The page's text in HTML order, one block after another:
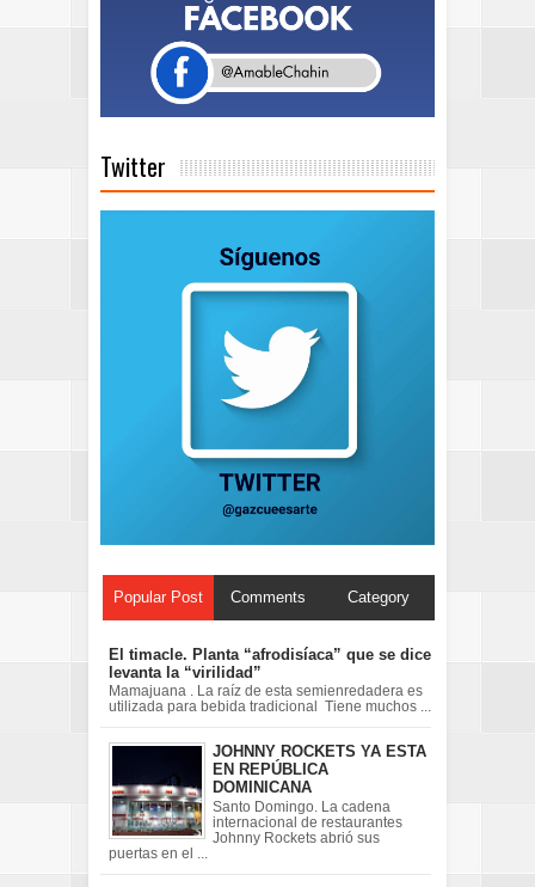
Twitter
Popular Post Comments Category
El timacle. Planta “afrodisíaca” que se dice
levanta la “virilidad”
Mamajuana . La raíz de esta semienredadera es
utilizada para bebida tradicional Tiene muchos ...
JOHNNY ROCKETS YA ESTA
EN REPÚBLICA
DOMINICANA
Santo Domingo. La cadena
internacional de restaurantes
Johnny Rockets abrió sus
puertas en el ...